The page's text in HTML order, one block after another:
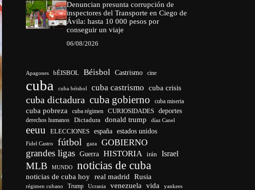
Denuncian presunta corrupción de
inspectores del Transporte en Ciego de
Ávila: hasta 10 000 pesos por
conseguir un viaje
06/08/2026
Apagones bÉISBOL Béisbol Castrismo cine
cuba cuba béisbol cuba castrismo cuba crisis
cuba dictadura cuba gobierno cuba miseria
cuba pobreza cuba régimen CURIOSIDADES deportes
derechos humanos Dictadura donald trump díaz Canel
eeuu ELECCIONES españa estados unidos
Fidel Castro fútbol gaza GOBIERNO
grandes ligas Guerra HISTORIA irán Israel
MLB MUNDO noticias de cuba
noticias de cuba hoy real madrid Rusia
régimen cubano Trump Ucrania venezuela vida yankees